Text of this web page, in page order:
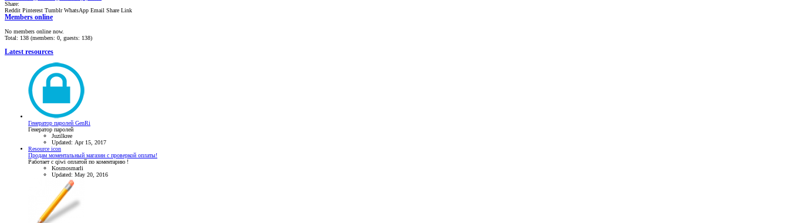
Share:
Reddit Pinterest Tumblr WhatsApp Email Share Link
Members online
No members online now.
Total: 138 (members: 0, guests: 138)
Latest resources
Генератор паролей GenRi
Генератор паролей
Juzilkree
Updated: Apr 15, 2017
Resource icon
Продам моментальный магазин с проверкой оплаты!
Работает с qiwi оплатой по коментарию !
Kosmosmarli
Updated: May 20, 2016